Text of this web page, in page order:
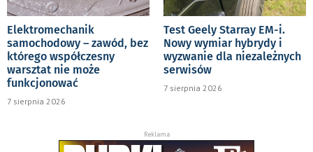
Elektromechanik
samochodowy – zawód, bez
którego współczesny
warsztat nie może
funkcjonować
7 sierpnia 2026
Test Geely Starray EM-i.
Nowy wymiar hybrydy i
wyzwanie dla niezależnych
serwisów
7 sierpnia 2026
Reklama